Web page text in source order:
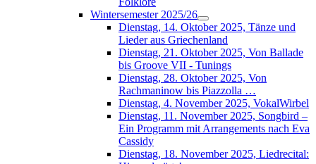
Wintersemester 2025/26
Dienstag, 14. Oktober 2025, Tänze und
Lieder aus Griechenland
Dienstag, 21. Oktober 2025, Von Ballade
bis Groove VII - Tunings
Dienstag, 28. Oktober 2025, Von
Rachmaninow bis Piazzolla …
Dienstag, 4. November 2025, VokalWirbel
Dienstag, 11. November 2025, Songbird –
Ein Programm mit Arrangements nach Eva
Cassidy
Dienstag, 18. November 2025, Liedrecital: